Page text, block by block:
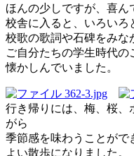
ほんの少しですが、喜ん
校舎に入ると、いろいろ
校歌の歌詞や石碑をみな
ご自分たちの学生時代の
懐かしんでいました。
行き帰りには、梅、桜、
がら
季節感を味わうことがで
よい散歩になりました。